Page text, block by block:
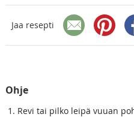
Jaa resepti
Ohje
Revi tai pilko leipä vuuan